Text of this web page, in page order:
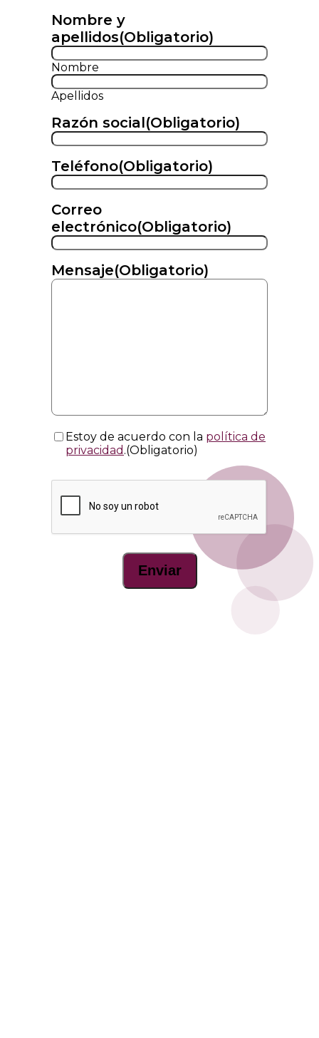
Nombre y
apellidos(Obligatorio)
Nombre
Apellidos
Razón social(Obligatorio)
Teléfono(Obligatorio)
Correo
electrónico(Obligatorio)
Mensaje(Obligatorio)
Consentimiento(Obligatorio)
Estoy de acuerdo con la política de
privacidad .(Obligatorio)